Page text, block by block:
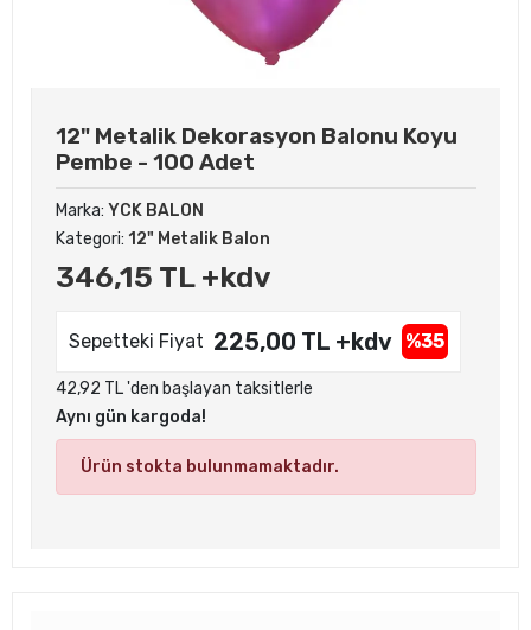
12" Metalik Dekorasyon Balonu Koyu
Pembe - 100 Adet
Marka: YCK BALON
Kategori: 12" Metalik Balon
346,15 TL +kdv
Sepetteki Fiyat 225,00 TL +kdv %35
42,92 TL 'den başlayan taksitlerle
Aynı gün kargoda!
Ürün stokta bulunmamaktadır.